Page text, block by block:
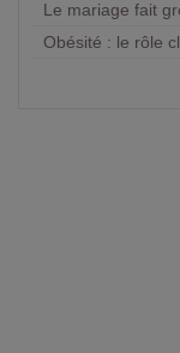
Le mariage fait
Obésité : le rôle